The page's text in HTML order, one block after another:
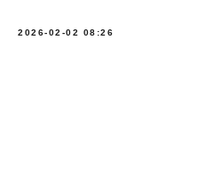
2026-02-02 08:26